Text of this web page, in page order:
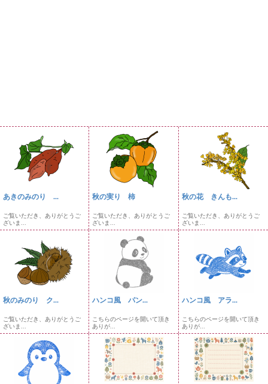
あきのみのり ...
ご覧いただき、ありがとうご
ざいま...
秋の実り 柿
ご覧いただき、ありがとうご
ざいま...
秋の花 きんも...
ご覧いただき、ありがとうご
ざいま...
秋のみのり ク...
ご覧いただき、ありがとうご
ざいま...
ハンコ風 パン...
こちらのページを開いて頂き
ありが...
ハンコ風 アラ...
こちらのページを開いて頂き
ありが...